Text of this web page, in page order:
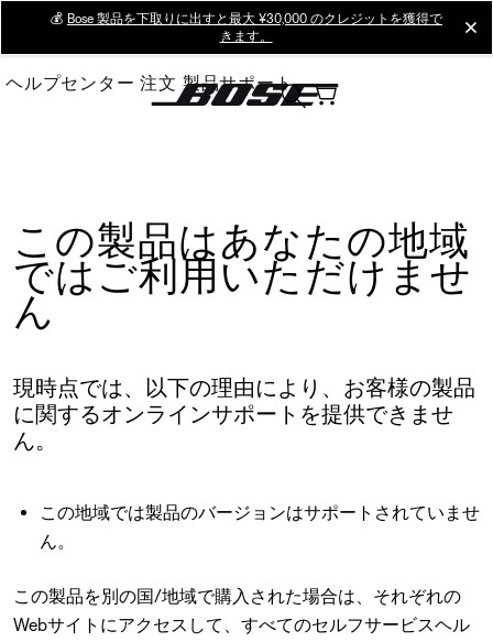
Main
💰 Bose 製品を下取りに出すと最大 ¥30,000 のクレジットを獲得で
きます。
ヘルプセンター 注文 製品サポート
この製品はあなたの地域
ではご利用いただけませ
ん
現時点では、以下の理由により、お客様の製品
に関するオンラインサポートを提供できませ
ん。
この地域では製品のバージョンはサポートされていませ
ん。
この製品を別の国/地域で購入された場合は、それぞれの
Webサイトにアクセスして、すべてのセルフサービスヘル